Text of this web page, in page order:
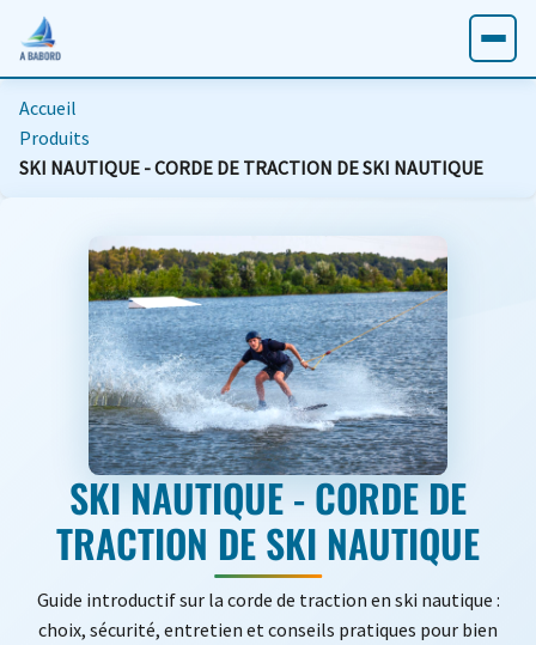
Accueil
Produits
SKI NAUTIQUE - CORDE DE TRACTION DE SKI NAUTIQUE
SKI NAUTIQUE - CORDE DE
TRACTION DE SKI NAUTIQUE
Guide introductif sur la corde de traction en ski nautique :
choix, sécurité, entretien et conseils pratiques pour bien